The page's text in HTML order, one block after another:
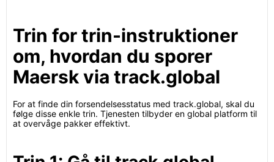
Trin for trin-instruktioner
om, hvordan du sporer
Maersk via track.global
For at finde din forsendelsesstatus med track.global, skal du
følge disse enkle trin. Tjenesten tilbyder en global platform til
at overvåge pakker effektivt.